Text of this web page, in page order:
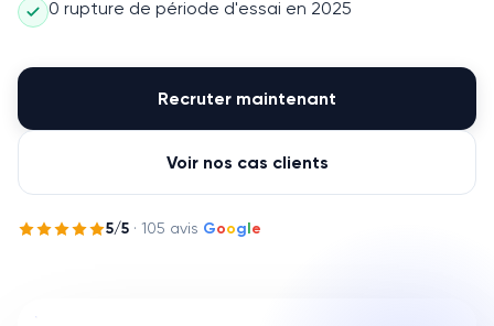
0 rupture de période d'essai en 2025
Recruter maintenant
Voir nos cas clients
5/5 · 105 avis Google